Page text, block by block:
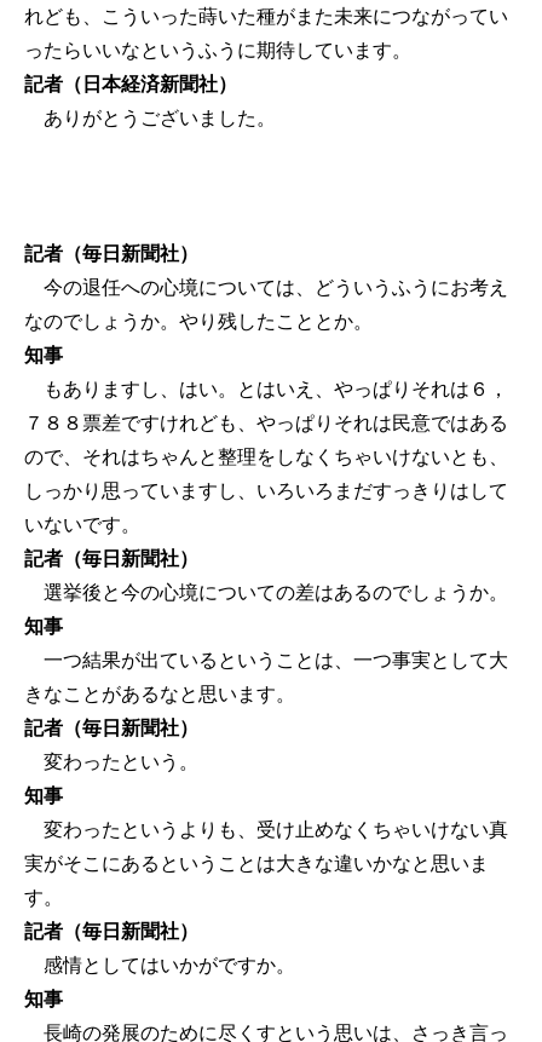
れども、こういった蒔いた種がまた未来につながってい
ったらいいなというふうに期待しています。
記者（日本経済新聞社）
ありがとうございました。
記者（毎日新聞社）
今の退任への心境については、どういうふうにお考え
なのでしょうか。やり残したこととか。
知事
もありますし、はい。とはいえ、やっぱりそれは６，
７８８票差ですけれども、やっぱりそれは民意ではある
ので、それはちゃんと整理をしなくちゃいけないとも、
しっかり思っていますし、いろいろまだすっきりはして
いないです。
記者（毎日新聞社）
選挙後と今の心境についての差はあるのでしょうか。
知事
一つ結果が出ているということは、一つ事実として大
きなことがあるなと思います。
記者（毎日新聞社）
変わったという。
知事
変わったというよりも、受け止めなくちゃいけない真
実がそこにあるということは大きな違いかなと思いま
す。
記者（毎日新聞社）
感情としてはいかがですか。
知事
長崎の発展のために尽くすという思いは、さっき言っ